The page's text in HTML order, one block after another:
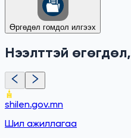
Өргөдөл гомдол илгээх
Нээлттэй
shilen.gov.mn
Шил ажиллагаа